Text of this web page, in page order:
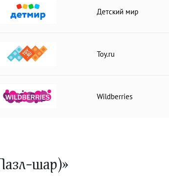
Детский мир
Toy.ru
Wildberries
шар)»